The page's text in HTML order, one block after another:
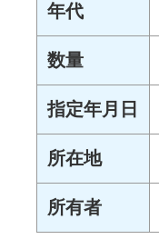
年代
数量
指定年月日
所在地
所有者